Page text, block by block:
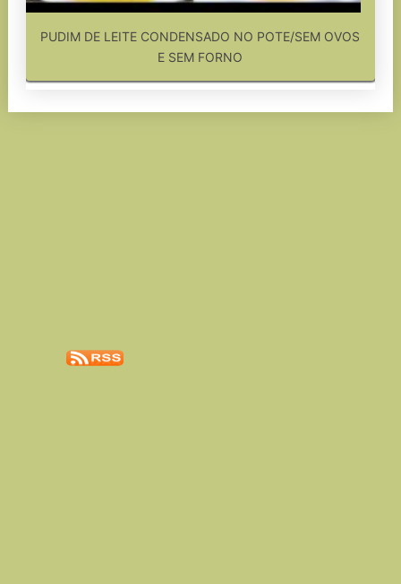
PUDIM DE LEITE CONDENSADO NO POTE/SEM OVOS
E SEM FORNO